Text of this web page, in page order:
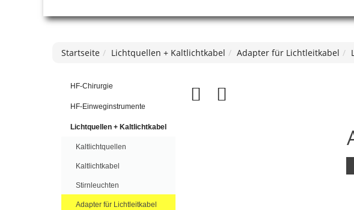
Startseite Lichtquellen + Kaltlichtkabel Adapter für Lichtleitkabel
HF-Chirurgie
HF-Einweginstrumente
Lichtquellen + Kaltlichtkabel
Kaltlichtquellen
Kaltlichtkabel
Stirnleuchten
Adapter für Lichtleitkabel